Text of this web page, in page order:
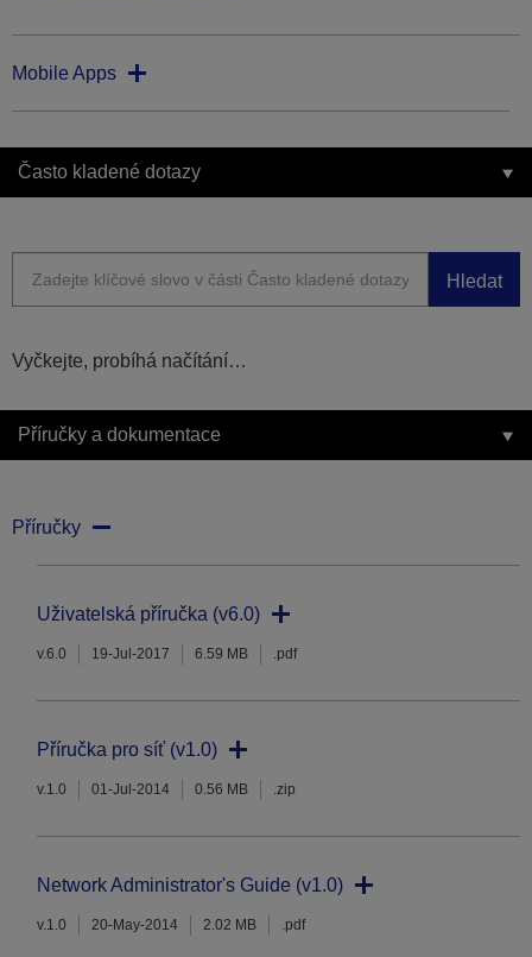
Mobile Apps
Často kladené dotazy
Hledat
Vyčkejte, probíhá načítání…
Příručky a dokumentace
Příručky
Uživatelská příručka (v6.0)
v.6.0 19-Jul-2017 6.59 MB .pdf
Příručka pro síť (v1.0)
v.1.0 01-Jul-2014 0.56 MB .zip
Network Administrator's Guide (v1.0)
v.1.0 20-May-2014 2.02 MB .pdf